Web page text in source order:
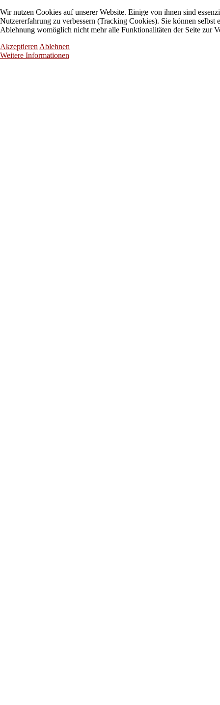
Wir nutzen Cookies auf unserer Website. Einige von ihnen sind
Nutzererfahrung zu verbessern (Tracking Cookies). Sie können selbst
Ablehnung womöglich nicht mehr alle Funktionalitäten der Seite zur
Akzeptieren Ablehnen
Weitere Informationen